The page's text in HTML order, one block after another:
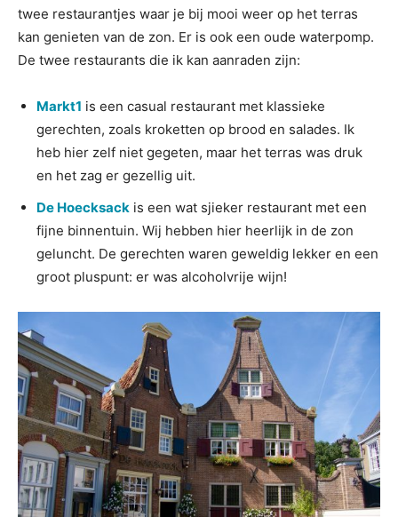
twee restaurantjes waar je bij mooi weer op het terras
kan genieten van de zon. Er is ook een oude waterpomp.
De twee restaurants die ik kan aanraden zijn:
Markt1 is een casual restaurant met klassieke
gerechten, zoals kroketten op brood en salades. Ik
heb hier zelf niet gegeten, maar het terras was druk
en het zag er gezellig uit.
De Hoecksack is een wat sjieker restaurant met een
fijne binnentuin. Wij hebben hier heerlijk in de zon
geluncht. De gerechten waren geweldig lekker en een
groot pluspunt: er was alcoholvrije wijn!